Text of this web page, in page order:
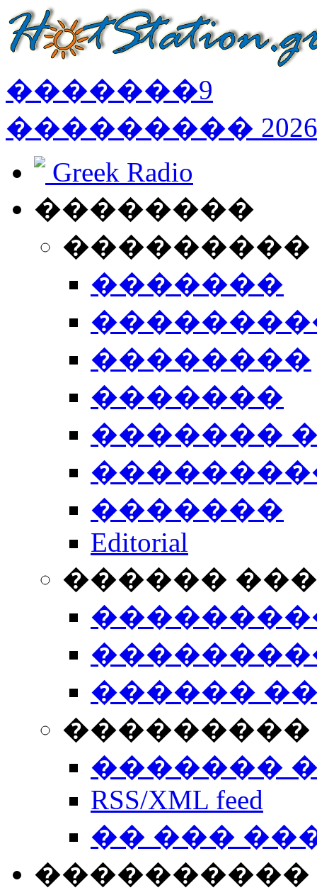
�������9
��������� 2026
Greek Radio
��������
�������
��������
�������
�������
�������
Editorial
������
������
���������
�������
RSS/XML feed
�� ���
����������